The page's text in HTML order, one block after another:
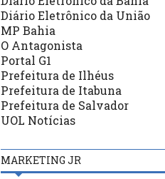
Diário Eletrônico da União
MP Bahia
O Antagonista
Portal G1
Prefeitura de Ilhéus
Prefeitura de Itabuna
Prefeitura de Salvador
UOL Notícias
MARKETING JR